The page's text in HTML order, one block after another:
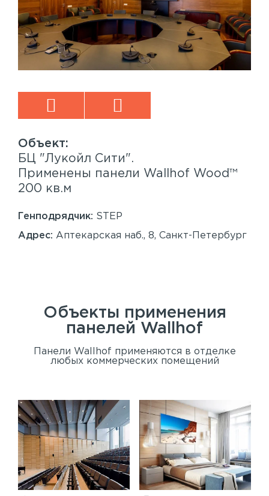
БЦ "Лукойл Сити".
Применены панели Wallhof Wood™
200 кв.м
Генподрядчик: STEP
Адрес: Аптекарская наб., 8, Санкт-Петербург
Объекты применения
панелей Wallhof
Панели Wallhof применяются в отделке
любых коммерческих помещений